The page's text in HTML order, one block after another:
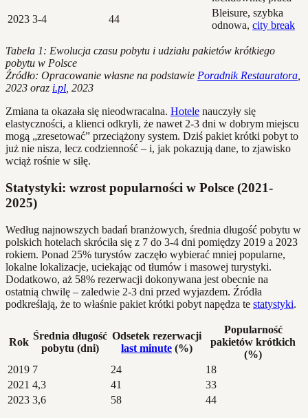
2023 3-4 44
Bleisure, szybka
odnowa, city break
Tabela 1: Ewolucja czasu pobytu i udziału pakietów krótkiego
pobytu w Polsce
Źródło: Opracowanie własne na podstawie Poradnik Restauratora
2023 oraz i.pl , 2023
Zmiana ta okazała się nieodwracalna. Hotele nauczyły się
elastyczności, a klienci odkryli, że nawet 2-3 dni w dobrym miejscu
mogą „zresetować” przeciążony system. Dziś pakiet krótki pobyt to
już nie nisza, lecz codzienność – i, jak pokazują dane, to zjawisko
wciąż rośnie w siłę.
Statystyki: wzrost popularności w Polsce (2021-
2025)
Według najnowszych badań branżowych, średnia długość pobytu w
polskich hotelach skróciła się z 7 do 3-4 dni pomiędzy 2019 a 2023
rokiem. Ponad 25% turystów zaczęło wybierać mniej popularne,
lokalne lokalizacje, uciekając od tłumów i masowej turystyki.
Dodatkowo, aż 58% rezerwacji dokonywana jest obecnie na
ostatnią chwilę – zaledwie 2-3 dni przed wyjazdem. Źródła
podkreślają, że to właśnie pakiet krótki pobyt napędza te statystyki.
Rok
Średnia długość
pobytu (dni)
Odsetek rezerwacji
last minute (%)
Popularność
pakietów krótkich
(%)
2019 7 24
18
2021 4,3 41
33
2023 3,6 58 44